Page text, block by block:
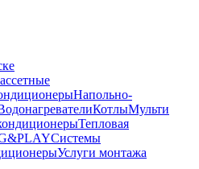
Напольно-
КотлыМульти
Тепловая
Системы
Услуги монтажа